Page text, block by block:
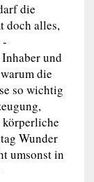
die
doch alles,
und
die
so wichtig
körperliche
Wunder
umsonst in